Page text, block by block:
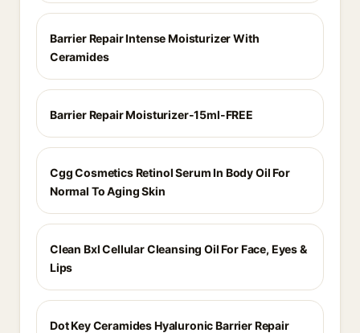
Barrier Repair Intense Moisturizer With
Ceramides
Barrier Repair Moisturizer-15ml-FREE
Cgg Cosmetics Retinol Serum In Body Oil For
Normal To Aging Skin
Clean Bxl Cellular Cleansing Oil For Face, Eyes &
Lips
Dot Key Ceramides Hyaluronic Barrier Repair